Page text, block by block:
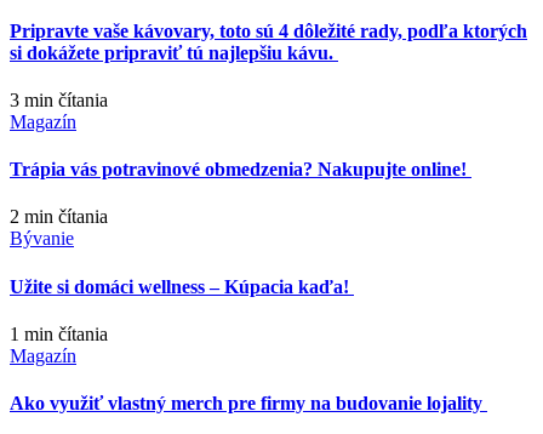
Pripravte vaše kávovary, toto sú 4 dôležité rady, podľa ktorých
si dokážete pripraviť tú najlepšiu kávu.
3 min čítania
Magazín
Trápia vás potravinové obmedzenia? Nakupujte online!
2 min čítania
Bývanie
Užite si domáci wellness – Kúpacia kaďa!
1 min čítania
Magazín
Ako využiť vlastný merch pre firmy na budovanie lojality